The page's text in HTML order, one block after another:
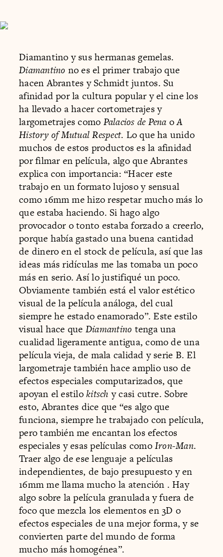
Diamantino y sus hermanas gemelas.
Diamantino no es el primer trabajo que
hacen Abrantes y Schmidt juntos. Su
afinidad por la cultura popular y el cine los
ha llevado a hacer cortometrajes y
largometrajes como Palacios de Pena oA
History of Mutual Respect. Lo que ha unido
muchos de estos productos es la afinidad
por filmar en película, algo que Abrantes
explica con importancia: “Hacer este
trabajo en un formato lujoso y sensual
como 16mm me hizo respetar mucho más lo
que estaba haciendo. Si hago algo
provocador o tonto estaba forzado a creerlo,
porque había gastado una buena cantidad
de dinero en el stock de película, así que las
ideas más ridículas me las tomaba un poco
más en serio. Así lo justifiqué un poco.
Obviamente también está el valor estético
visual de la película análoga, del cual
siempre he estado enamorado”. Este estilo
visual hace que Diamantino tenga una
cualidad ligeramente antigua, como de una
película vieja, de mala calidad y serie B. El
largometraje también hace amplio uso de
efectos especiales computarizados, que
apoyan el estilokitsch y casi cutre. Sobre
esto, Abrantes dice que “es algo que
funciona, siempre he trabajado con película,
pero también me encantan los efectos
especiales y esas películas comoIron-Man.
Traer algo de ese lenguaje a películas
independientes, de bajo presupuesto y en
16mm me llama mucho la atención . Hay
algo sobre la película granulada y fuera de
foco que mezcla los elementos en 3D o
efectos especiales de una mejor forma, y se
convierten parte del mundo de forma
mucho más homogénea”.